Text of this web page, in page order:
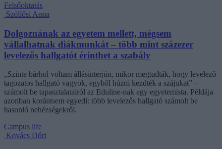
Felsőoktatás
Szöllősi Anna
Dolgoznának az egyetem mellett, mégsem
vállalhatnak diákmunkát – több mint százezer
levelezős hallgatót érinthet a szabály
„Szinte bárhol voltam állásinterjún, mikor megtudták, hogy levelező
tagozatos hallgató vagyok, egyből húzni kezdték a szájukat” –
számolt be tapasztalatairól az Eduline-nak egy egyetemista. Példája
azonban korántsem egyedi: több levelezős hallgató számolt be
hasonló nehézségekről.
Campus life
Kovács Dóri